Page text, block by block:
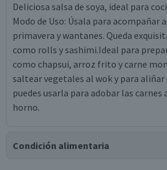
Deliciosa salsa de soya, ideal para
Modo de Uso: Úsala para acompañar
primavera y wantanes. Queda
como rolls y sashimi.Ideal para
como chapsui, arroz frito y carne
saltear vegetales al wok y para aliñar
puedes usarla para adobar las
horno.
Condición alimentaria